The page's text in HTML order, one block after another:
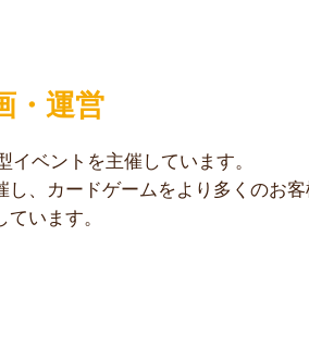
・運営
ベントを主催しています。
、カードゲームをより多くのお
います。